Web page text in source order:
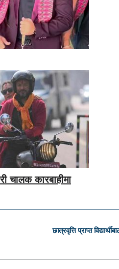
चालक कारबाहीमा
छात्रवृत्ति प्राप्त